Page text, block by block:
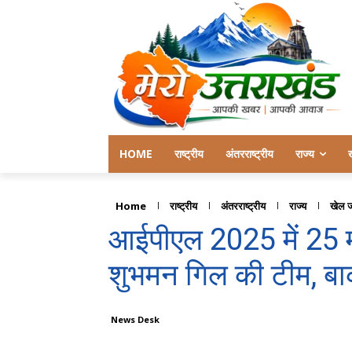
HOME राष्ट्रीय अंतरराष्ट्रीय राज्य
Home राष्ट्रीय अंतरराष्ट्रीय राज्य खेल
आईपीएल 2025 में 25
शुभमन गिल की टीम,
News Desk